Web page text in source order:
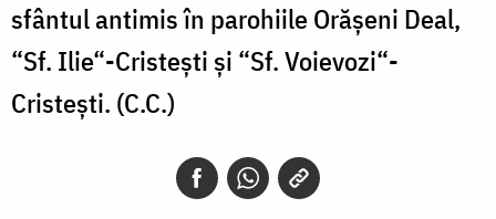
sfântul antimis în parohiile Orășeni Deal,
“Sf. Ilie“-Cristești și “Sf. Voievozi“-
Cristești. (C.C.)